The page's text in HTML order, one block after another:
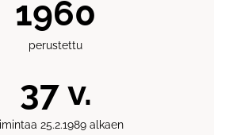
1989
perustettu
37v.
25.2.1989 alkaen